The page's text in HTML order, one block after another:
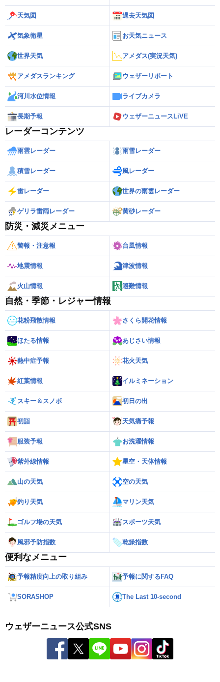
天気図 過去天気図
気象衛星 お天気ニュース
世界天気 アメダス(実況天気)
アメダスランキング ウェザーリポート
河川水位情報 ライブカメラ
長期予報 ウェザーニュースLiVE
レーダーコンテンツ
雨雲レーダー 雨雪レーダー
積雪レーダー 風レーダー
雷レーダー 世界の雨雲レーダー
ゲリラ雷雨レーダー 黄砂レーダー
防災・減災メニュー
警報・注意報 台風情報
地震情報 津波情報
火山情報 避難情報
自然・季節・レジャー情報
花粉飛散情報 さくら開花情報
ほたる情報 あじさい情報
熱中症予報 花火天気
紅葉情報 イルミネーション
スキー＆スノボ 初日の出
初詣 天気痛予報
服装予報 お洗濯情報
紫外線情報 星空・天体情報
山の天気 空の天気
釣り天気 マリン天気
ゴルフ場の天気 スポーツ天気
風邪予防指数 乾燥指数
便利なメニュー
予報精度向上の取り組み 予報に関するFAQ
SORASHOP The Last 10-second
ウェザーニュース公式SNS